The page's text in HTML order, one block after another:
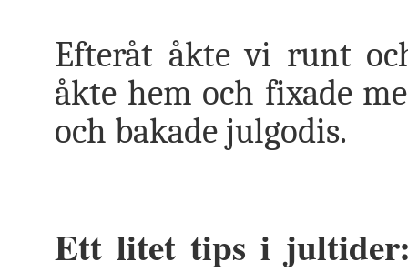
Efteråt åkte vi runt
åkte hem och fixade
och bakade julgodis.
Ett litet tips i